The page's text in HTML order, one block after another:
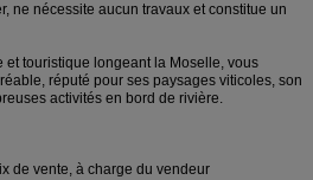
ne nécessite aucun travaux et constitue un
touristique longeant la Moselle, vous
réputé pour ses paysages viticoles, son
activités en bord de rivière.
de vente, à charge du vendeur